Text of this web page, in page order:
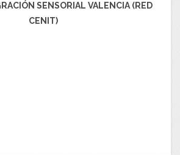
SENSORIAL VALENCIA (RED
CENIT)